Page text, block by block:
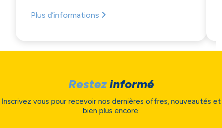
Plus d’informations
Restezinformé
Inscrivez vous pour recevoir nos dernières offres, nouveautés et
bien plus encore.
Decline